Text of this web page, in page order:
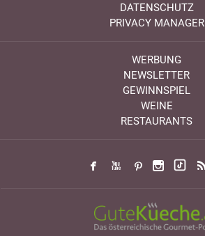
DATENSCHUTZ
PRIVACY MANAGER
WERBUNG
NEWSLETTER
GEWINNSPIEL
WEINE
RESTAURANTS